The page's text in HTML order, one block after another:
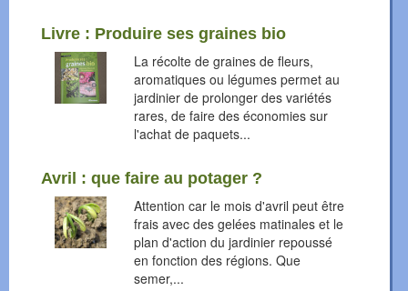
Livre : Produire ses graines bio
La récolte de graines de fleurs,
aromatiques ou légumes permet au
jardinier de prolonger des variétés
rares, de faire des économies sur
l'achat de paquets...
Avril : que faire au potager ?
Attention car le mois d'avril peut être
frais avec des gelées matinales et le
plan d'action du jardinier repoussé
en fonction des régions. Que
semer,...